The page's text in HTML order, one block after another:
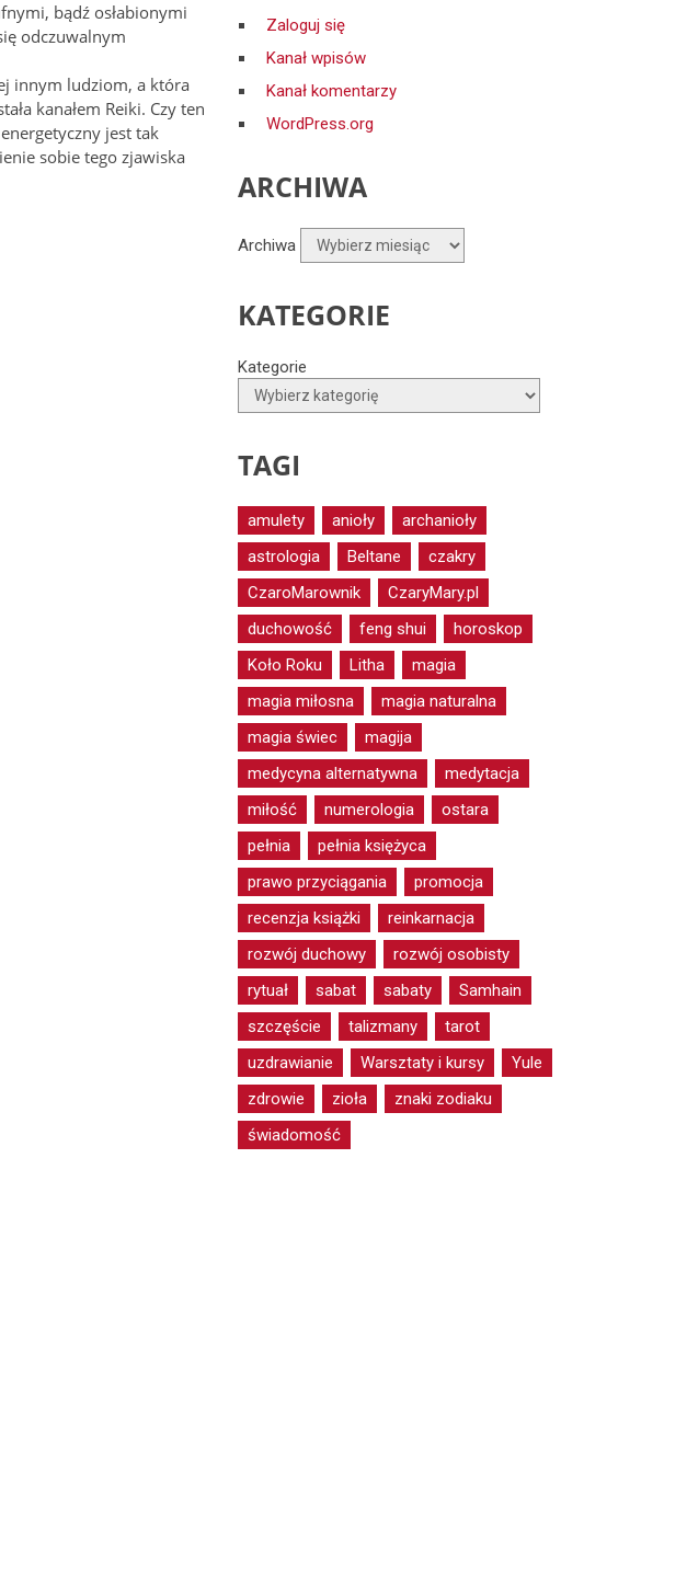
bądź osłabionymi
odczuwalnym
innym ludziom, a która
kanałem Reiki. Czy ten
jest tak
sobie tego zjawiska
Zaloguj się
Kanał wpisów
Kanał komentarzy
WordPress.org
ARCHIWA
Archiwa
KATEGORIE
Kategorie
TAGI
amulety anioły
archanioły
astrologia
Beltane
czakry
CzaroMarownik
CzaryMary.pl
duchowość
feng shui
horoskop
Koło Roku
Litha
magia
magia miłosna
magia naturalna
magia świec
magija
medycyna alternatywna
medytacja
miłość
numerologia
ostara
pełnia
pełnia księżyca
prawo przyciągania
promocja
recenzja książki
reinkarnacja
rozwój duchowy
rozwój osobisty
rytuał
sabat sabaty
Samhain
szczęście
talizmany
tarot
uzdrawianie
Warsztaty i kursy
Yule
zdrowie
zioła
znaki zodiaku
świadomość